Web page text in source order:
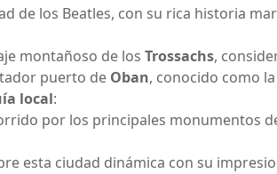
de los Beatles, con su rica historia
montañoso de los Trossachs,
puerto de Oban, conocido como la
local:
por los principales monumentos
esta ciudad dinámica con su